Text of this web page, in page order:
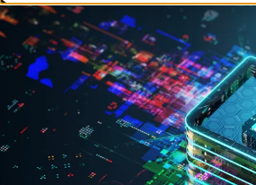
Data
Data
Data
SAP
Wer wir sind
Unsere Kultur
Karriere
Partner